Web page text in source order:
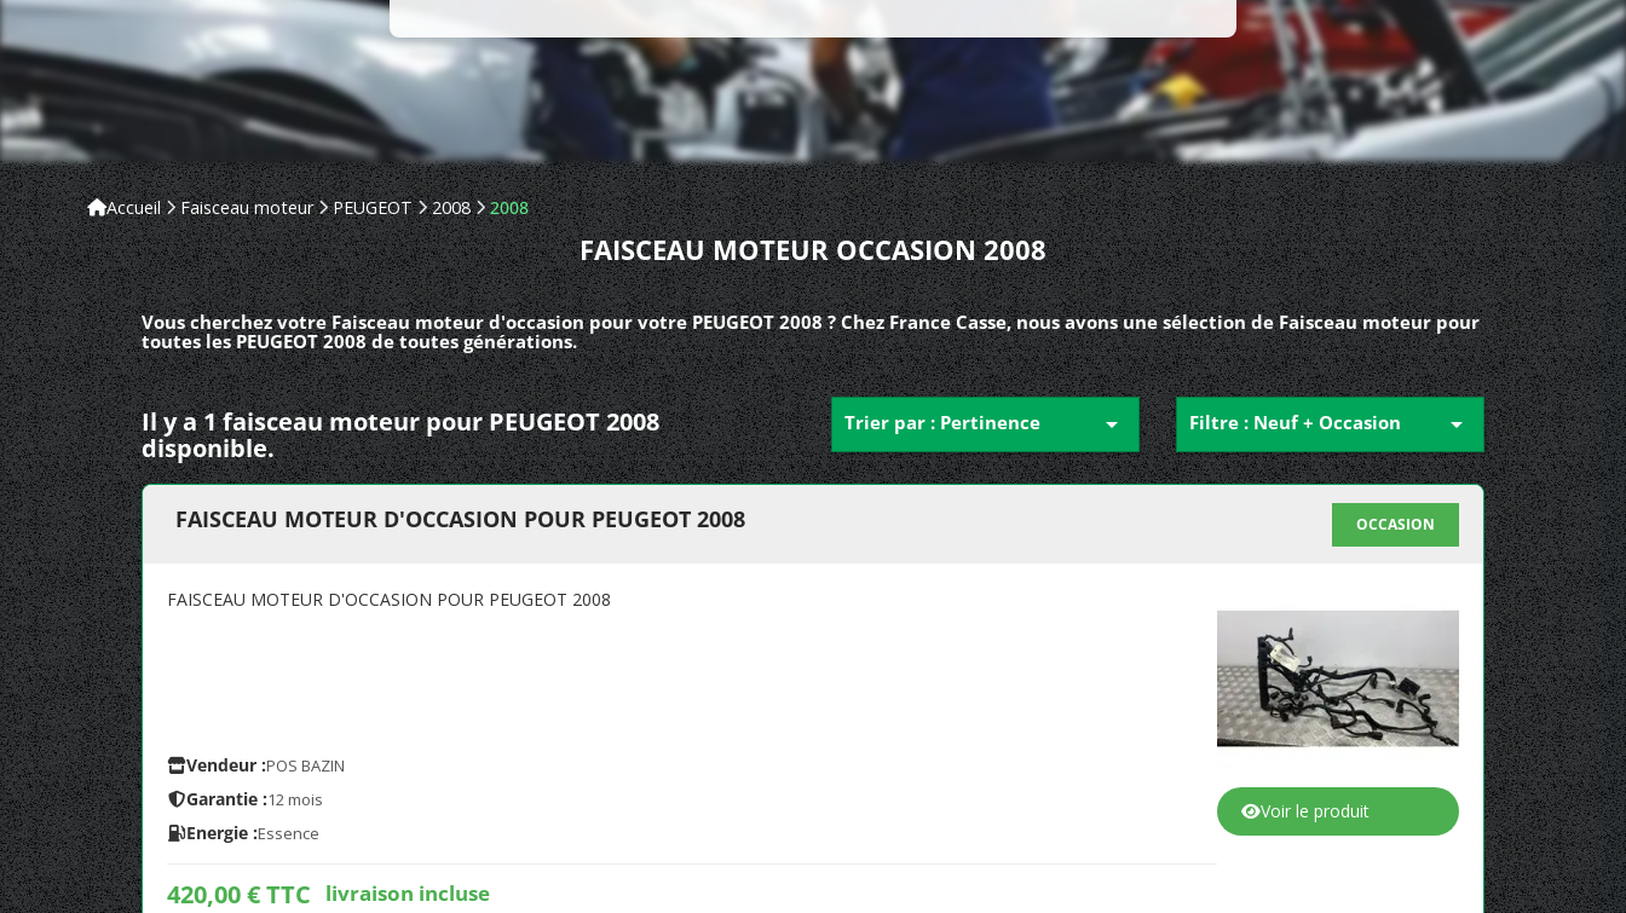
Accueil Faisceau moteur PEUGEOT 2008 2008
FAISCEAU MOTEUR OCCASION 2008
Vous cherchez votre Faisceau moteur d'occasion pour votre PEUGEOT 2008 ? Chez France Casse, nous avons une sélection de Faisceau moteur pour
toutes les PEUGEOT 2008 de toutes générations.
Il y a 1 faisceau moteur pour PEUGEOT 2008
disponible.
Trier par : Pertinence  Filtre : Neuf + Occasion 
FAISCEAU MOTEUR D'OCCASION POUR PEUGEOT 2008 OCCASION
FAISCEAU MOTEUR D'OCCASION POUR PEUGEOT 2008
Vendeur :POS BAZIN
Garantie :12 mois
Energie :Essence
420,00 € TTC livraison incluse
Voir le produit